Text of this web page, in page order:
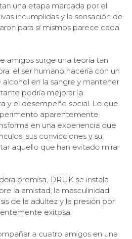
una etapa marcada por el
incumplidas y la sensación de
para sí mismos parece cada
amigos surge una teoría tan
el ser humano nacería con un
en la sangre y mantener
podría mejorar la
y el desempeño social. Lo que
aparentemente
en una experiencia que
sus convicciones y su
aquello que han evitado mirar
premisa, DRUK se instala
la amistad, la masculinidad
de la adultez y la presión por
exitosa.
a cuatro amigos en una